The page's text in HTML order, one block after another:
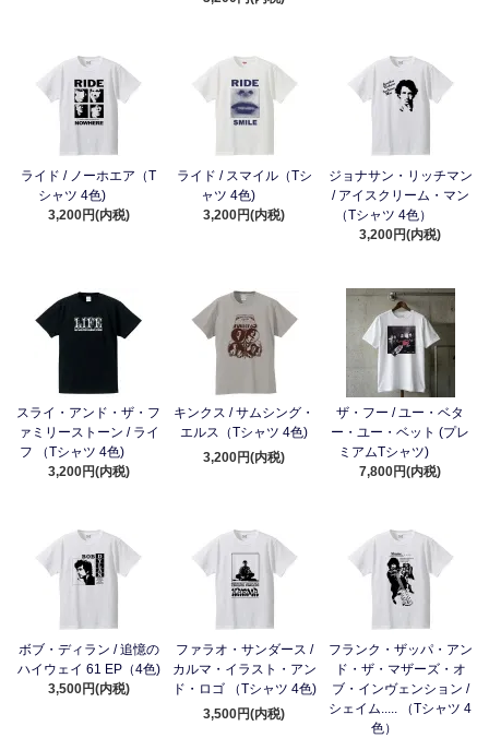
ライド / ノーホエア（T
シャツ 4色)
3,200円(内税)
ライド / スマイル（Tシ
ャツ 4色)
3,200円(内税)
ジョナサン・リッチマン
/ アイスクリーム・マン
（Tシャツ 4色）
3,200円(内税)
スライ・アンド・ザ・フ
ァミリーストーン / ライ
フ （Tシャツ 4色)
3,200円(内税)
キンクス / サムシング・
エルス（Tシャツ 4色)
3,200円(内税)
ザ・フー / ユー・ベタ
ー・ユー・ベット (プレ
ミアムTシャツ)
7,800円(内税)
ボブ・ディラン / 追憶の
ハイウェイ 61 EP（4色)
3,500円(内税)
ファラオ・サンダース /
カルマ・イラスト・アン
ド・ロゴ （Tシャツ 4色)
3,500円(内税)
フランク・ザッパ・アン
ド・ザ・マザーズ・オ
ブ・インヴェンション /
シェイム..... （Tシャツ 4
色）